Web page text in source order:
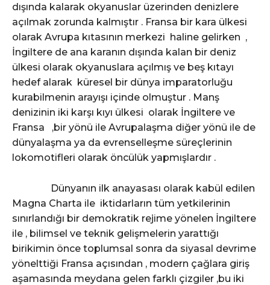
dışında kalarak okyanuslar üzerinden denizlere
açılmak zorunda kalmıştır . Fransa bir kara ülkesi
olarak Avrupa kıtasının merkezi haline gelirken ,
İngiltere de ana karanın dışında kalan bir deniz
ülkesi olarak okyanuslara açılmış ve beş kıtayı
hedef alarak küresel bir dünya imparatorluğu
kurabilmenin arayışı içinde olmuştur . Manş
denizinin iki karşı kıyı ülkesi olarak İngiltere ve
Fransa ,bir yönü ile Avrupalaşma diğer yönü ile de
dünyalaşma ya da evrenselleşme süreçlerinin
lokomotifleri olarak öncülük yapmışlardır .
Dünyanın ilk anayasası olarak kabül edilen
Magna Charta ile iktidarların tüm yetkilerinin
sınırlandığı bir demokratik rejime yönelen İngiltere
ile , bilimsel ve teknik gelişmelerin yarattığı
birikimin önce toplumsal sonra da siyasal devrime
yönelttiği Fransa açısından , modern çağlara giriş
aşamasında meydana gelen farklı çizgiler ,bu iki